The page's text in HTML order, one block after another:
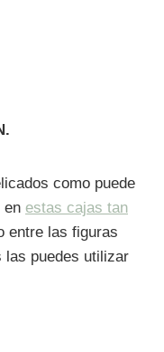
como puede
en estas cajas tan
entre las figuras
las puedes utilizar